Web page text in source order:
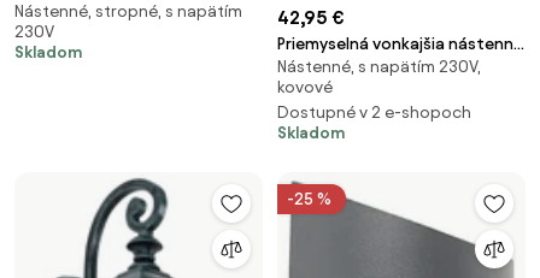
svietidlo antické zlato okrúhle
IP44 - Noutica
Nástenné, stropné, s napätím
230V
Skladom
42,95 €
Priemyselná vonkajšia nástenná
lampa hrdzavohnedá IP44 -
Charlois
Nástenné, s napätím 230V,
kovové
Dostupné v 2 e-shopoch
Skladom
-25 %